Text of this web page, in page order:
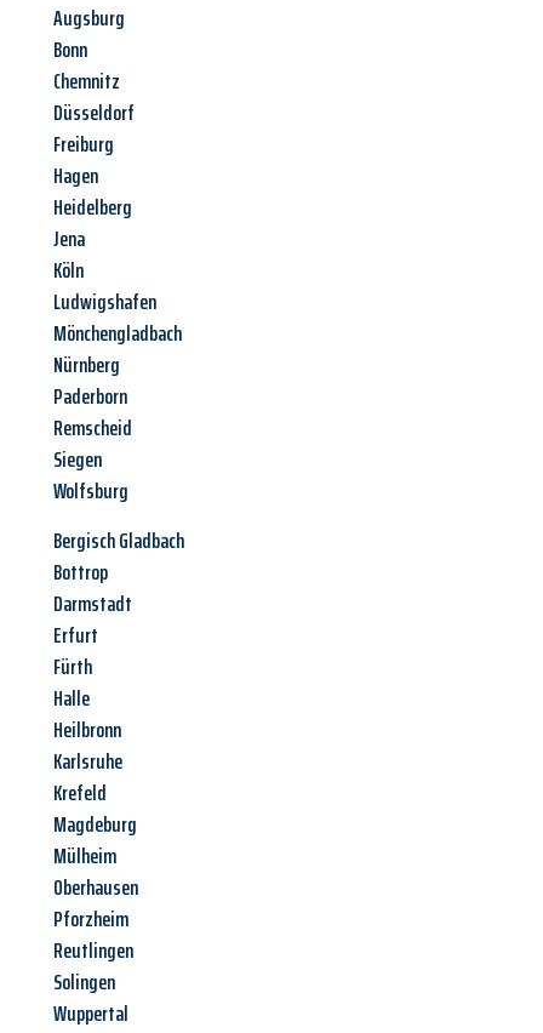
Augsburg
Bonn
Chemnitz
Düsseldorf
Freiburg
Hagen
Heidelberg
Jena
Köln
Ludwigshafen
Mönchengladbach
Nürnberg
Paderborn
Remscheid
Siegen
Wolfsburg
Bergisch Gladbach
Bottrop
Darmstadt
Erfurt
Fürth
Halle
Heilbronn
Karlsruhe
Krefeld
Magdeburg
Mülheim
Oberhausen
Pforzheim
Reutlingen
Solingen
Wuppertal